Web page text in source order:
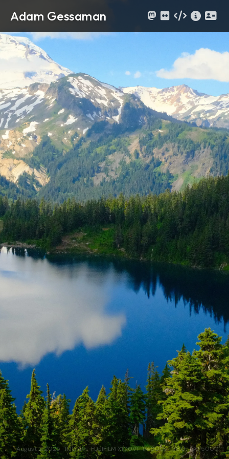
Adam Gessaman
August 2, 2025 · 11:10 am · FUJIFILM X100VI · 1/4000s · f/8.0 · ISO 5000